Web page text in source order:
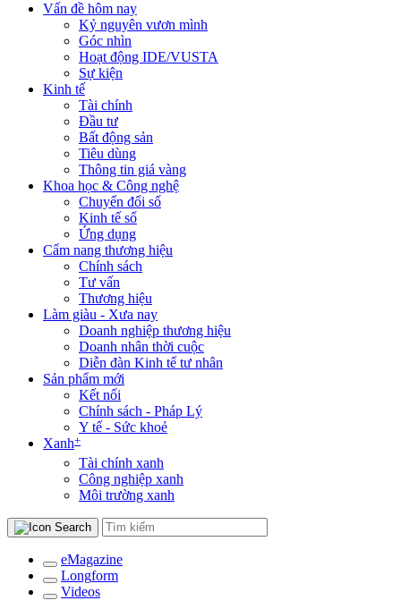
Vấn đề hôm nay
Kỷ nguyên vươn mình
Góc nhìn
Hoạt động IDE/VUSTA
Sự kiện
Kinh tế
Tài chính
Đầu tư
Bất động sản
Tiêu dùng
Thông tin giá vàng
Khoa học & Công nghệ
Chuyển đổi số
Kinh tế số
Ứng dụng
Cẩm nang thương hiệu
Chính sách
Tư vấn
Thương hiệu
Làm giàu - Xưa nay
Doanh nghiệp thương hiệu
Doanh nhân thời cuộc
Diễn đàn Kinh tế tư nhân
Sản phẩm mới
Kết nối
Chính sách - Pháp Lý
Y tế - Sức khoẻ
Xanh+
Tài chính xanh
Công nghiệp xanh
Môi trường xanh
eMagazine
Longform
Videos